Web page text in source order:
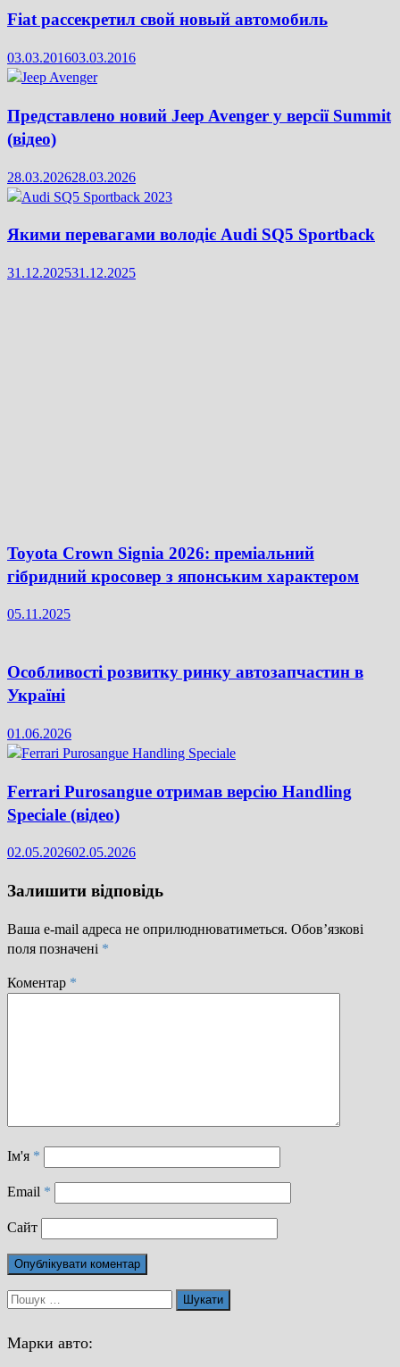
Fiat рассекретил свой новый автомобиль
03.03.201603.03.2016
Представлено новий Jeep Avenger у версії Summit
(відео)
28.03.202628.03.2026
Якими перевагами володіє Audi SQ5 Sportback
31.12.202531.12.2025
Toyota Crown Signia 2026: преміальний
гібридний кросовер з японським характером
05.11.2025
Особливості розвитку ринку автозапчастин в
Україні
01.06.2026
Ferrari Purosangue отримав версію Handling
Speciale (відео)
02.05.202602.05.2026
Залишити відповідь
Ваша e-mail адреса не оприлюднюватиметься. Обов’язкові
поля позначені *
Коментар *
Ім'я *
Email *
Сайт
Пошук:
Марки авто: